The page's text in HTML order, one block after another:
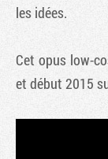
les idées.
Cet opus low-
et début 2015